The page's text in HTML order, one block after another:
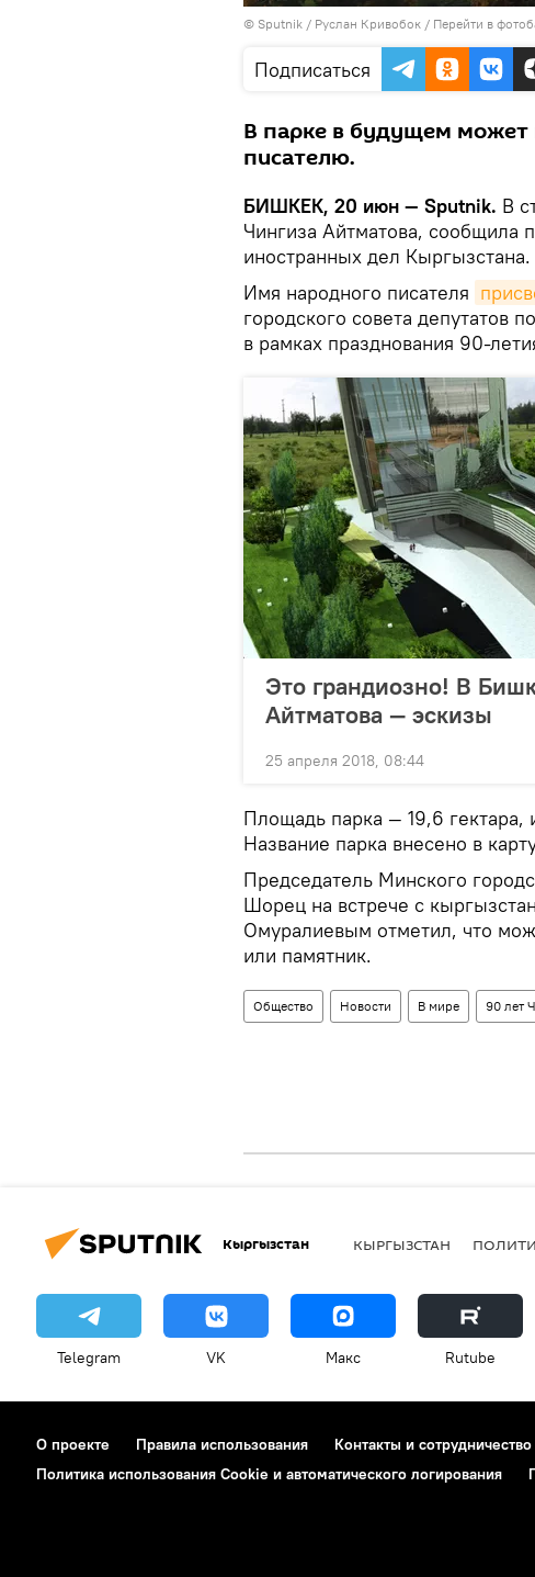
© Sputnik / Руслан Кривобок / Перейти в
Подписаться
В парке в будущем может
писателю.
БИШКЕК, 20 июн — Sputnik. В
Чингиза Айтматова, сообщила
иностранных дел Кыргызстана.
Имя народного писателя
городского совета депутатов
в рамках празднования 90-
Это грандиозно! В
Айтматова — эскизы
25 апреля 2018, 08:44
Площадь парка — 19,6 гектара,
Название парка внесено в
Председатель Минского
Шорец на встрече с
Омуралиевым отметил, что
или памятник.
Общество Новости В мире 90 лет
Кыргызстан КЫРГЫЗСТАН
Telegram VK Макс Rutube
О проекте Правила использования Контакты и сотрудничество
Политика использования Cookie и автоматического логирования